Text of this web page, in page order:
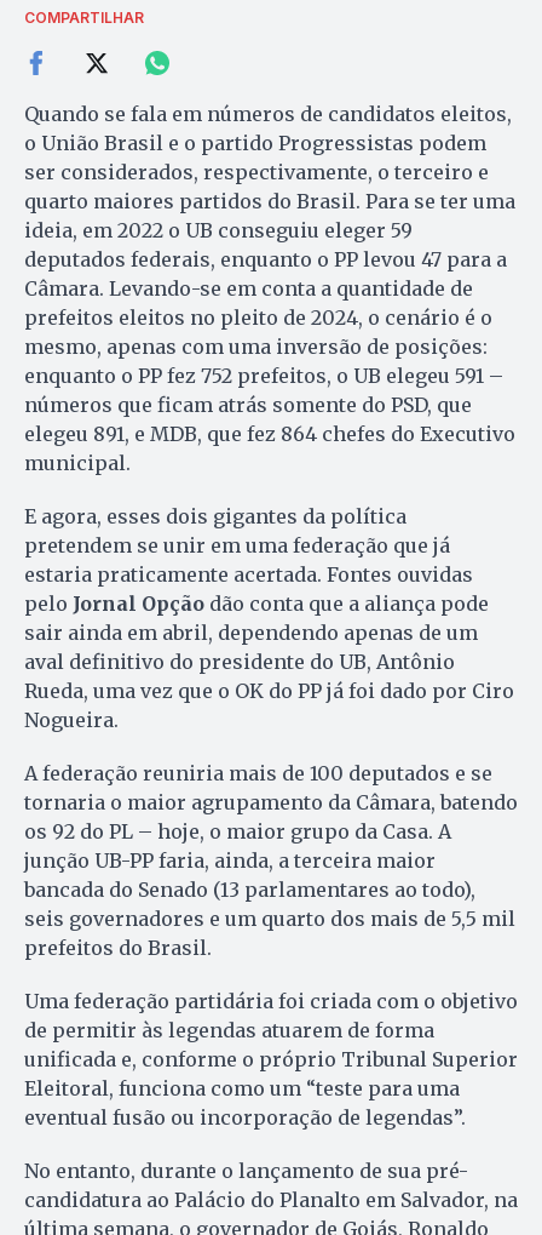
COMPARTILHAR
Quando se fala em números de candidatos eleitos,
o União Brasil e o partido Progressistas podem
ser considerados, respectivamente, o terceiro e
quarto maiores partidos do Brasil. Para se ter uma
ideia, em 2022 o UB conseguiu eleger 59
deputados federais, enquanto o PP levou 47 para a
Câmara. Levando-se em conta a quantidade de
prefeitos eleitos no pleito de 2024, o cenário é o
mesmo, apenas com uma inversão de posições:
enquanto o PP fez 752 prefeitos, o UB elegeu 591 –
números que ficam atrás somente do PSD, que
elegeu 891, e MDB, que fez 864 chefes do Executivo
municipal.
E agora, esses dois gigantes da política
pretendem se unir em uma federação que já
estaria praticamente acertada. Fontes ouvidas
pelo Jornal Opção dão conta que a aliança pode
sair ainda em abril, dependendo apenas de um
aval definitivo do presidente do UB, Antônio
Rueda, uma vez que o OK do PP já foi dado por Ciro
Nogueira.
A federação reuniria mais de 100 deputados e se
tornaria o maior agrupamento da Câmara, batendo
os 92 do PL – hoje, o maior grupo da Casa. A
junção UB-PP faria, ainda, a terceira maior
bancada do Senado (13 parlamentares ao todo),
seis governadores e um quarto dos mais de 5,5 mil
prefeitos do Brasil.
Uma federação partidária foi criada com o objetivo
de permitir às legendas atuarem de forma
unificada e, conforme o próprio Tribunal Superior
Eleitoral, funciona como um “teste para uma
eventual fusão ou incorporação de legendas”.
No entanto, durante o lançamento de sua pré-
candidatura ao Palácio do Planalto em Salvador, na
última semana, o governador de Goiás, Ronaldo